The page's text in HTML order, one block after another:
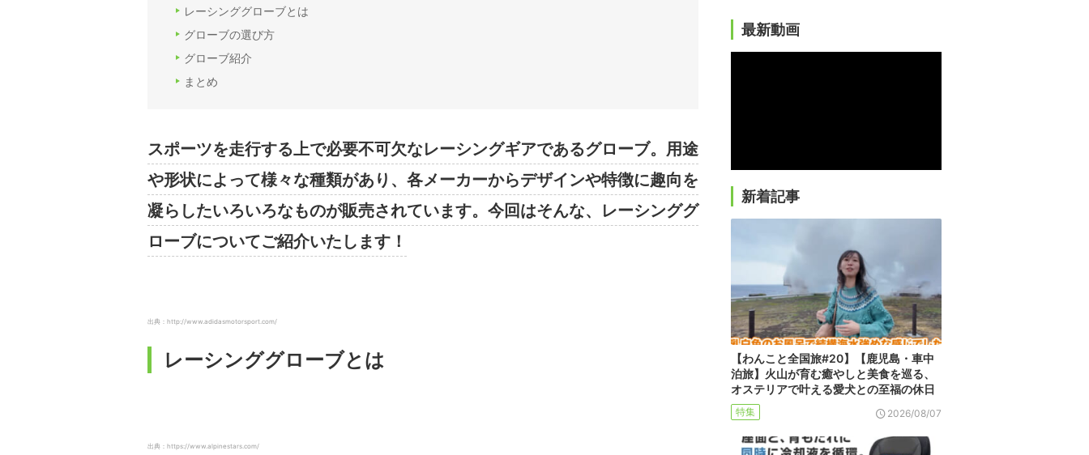
レーシンググローブとは
グローブの選び方
グローブ紹介
まとめ
スポーツを走行する上で必要不可欠なレーシングギアであるグローブ。用途
や形状によって様々な種類があり、各メーカーからデザインや特徴に趣向を
凝らしたいろいろなものが販売されています。今回はそんな、レーシンググ
ローブについてご紹介いたします！
出典：http://www.adidasmotorsport.com/
レーシンググローブとは
出典：https://www.alpinestars.com/
最新動画
新着記事
【わんこと全国旅#20】【鹿児島・車中
泊旅】火山が育む癒やしと美食を巡る、
オステリアで叶える愛犬との至福の休日
特集 2026/08/07